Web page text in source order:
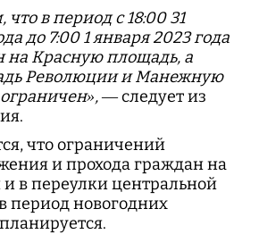
в период с 18:00 31
до 7:00 1 января 2023 года
на Красную площадь, а
Революции и Манежную
— следует из
что ограничений
и прохода граждан на
и в переулки центральной
период новогодних